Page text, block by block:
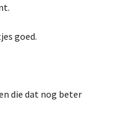
goed.
die dat nog beter